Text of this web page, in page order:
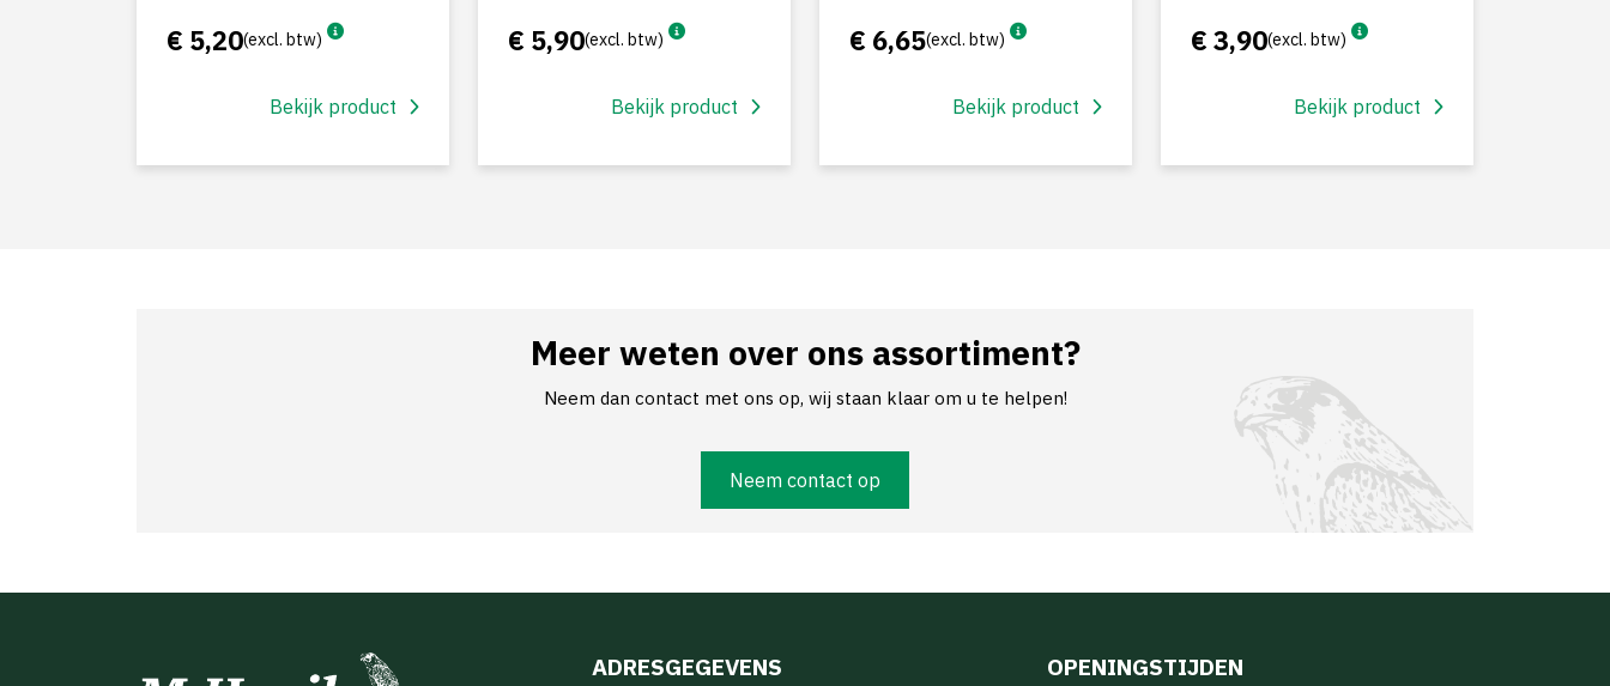
€ 5,20(excl. btw)
Bekijk product
€ 5,90(excl. btw)
Bekijk product
€ 6,65(excl. btw)
Bekijk product
€ 3,90(excl. btw)
Bekijk product
Meer weten over ons assortiment?
Neem dan contact met ons op, wij staan klaar om u te helpen!
Neem contact op
ADRESGEGEVENS OPENINGSTIJDEN